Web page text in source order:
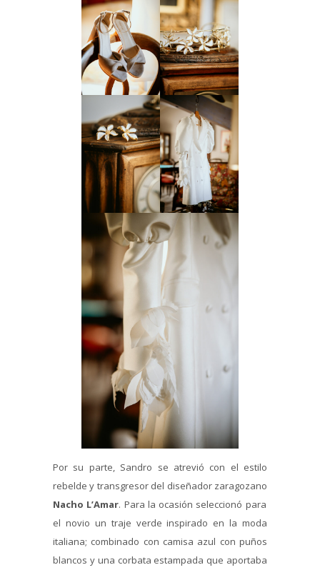
Por su parte, Sandro se atrevió con el estilo
rebelde y transgresor del diseñador zaragozano
Nacho L’Amar. Para la ocasión seleccionó para
el novio un traje verde inspirado en la moda
italiana; combinado con camisa azul con puños
blancos y una corbata estampada que aportaba